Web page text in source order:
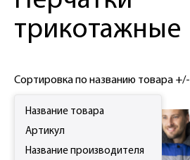
трикотажные
Сортировка по названию товара +/-
Название товара
Артикул
Название производителя